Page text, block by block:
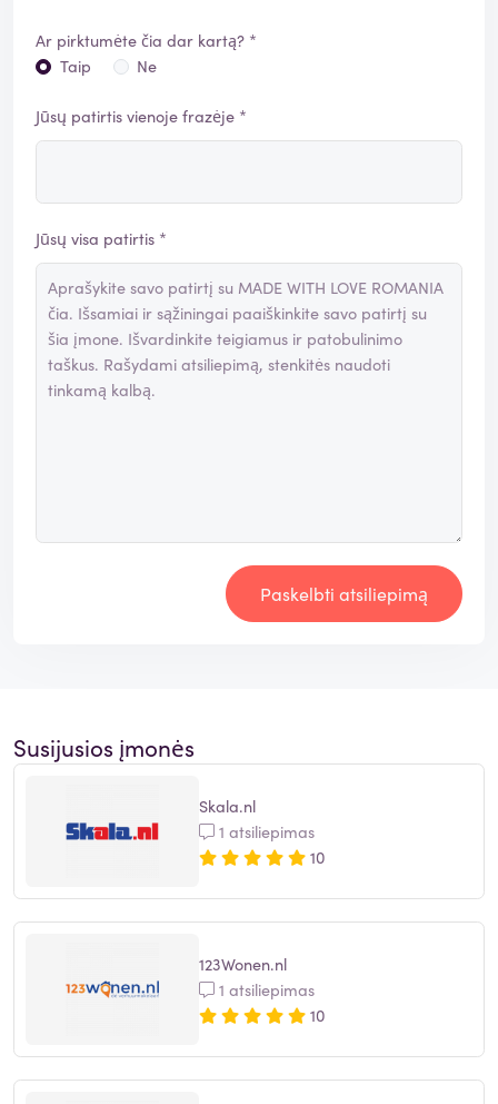
Ar pirktumėte čia dar kartą? *
Taip
Ne
Jūsų patirtis vienoje frazėje *
Jūsų visa patirtis *
Paskelbti atsiliepimą
Susijusios įmonės
Skala.nl
1 atsiliepimas
10
123Wonen.nl
1 atsiliepimas
10